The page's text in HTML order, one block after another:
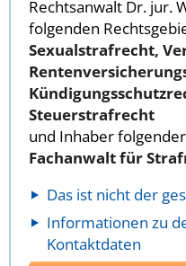
Rechtsanwalt Dr. jur.
folgenden
Sexualstrafrecht,
Steuerstrafrecht
und Inhaber
Fachanwalt für
Das ist nicht der
Informationen zu
Kontaktdaten